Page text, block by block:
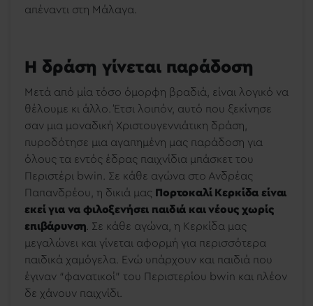
απέναντι στη Μάλαγα.
Η δράση γίνεται παράδοση
Μετά από μία τόσο όμορφη βραδιά, είναι λογικό να
θέλουμε κι άλλο. Έτσι λοιπόν, αυτό που ξεκίνησε
σαν μια μοναδική Χριστουγεννιάτικη δράση,
πυροδότησε μια αγαπημένη μας παράδοση για
όλους τα εντός έδρας παιχνίδια μπάσκετ του
Περιστέρι bwin. Σε κάθε αγώνα στο Ανδρέας
Παπανδρέου, η δικιά μας Πορτοκαλί Κερκίδα είναι
εκεί για να φιλοξενήσει παιδιά και νέους χωρίς
επιβάρυνση . Σε κάθε αγώνα, η Κερκίδα μας
μεγαλώνει και γίνεται αφορμή για περισσότερα
παιδικά χαμόγελα. Ενώ υπάρχουν και παιδιά που
έγιναν “φανατικοί” του Περιστερίου bwin και πλέον
δε χάνουν παιχνίδι.